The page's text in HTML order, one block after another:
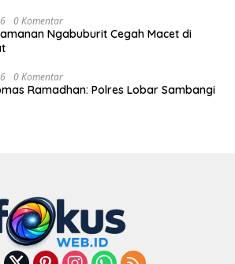
0 Komentar
Ngabuburit Cegah Macet di
0 Komentar
Ramadhan: Polres Lobar Sambangi